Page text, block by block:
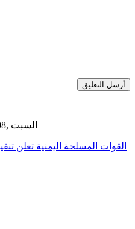
أرسل التعليق
GMT 14:57 2026 السبت ,08 آب / أغسطس
القوات المسلحة اليمنية تعلن